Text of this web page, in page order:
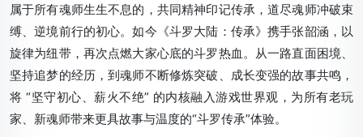
属于所有魂师生生不息的，共同精神印记传承，道尽魂师冲破束
缚、逆境前行的初心。如今《斗罗大陆：传承》携手张韶涵，以
旋律为纽带，再次点燃大家心底的斗罗热血。从一路直面困境、
坚持追梦的经历，到魂师不断修炼突破、成长变强的故事共鸣，
将 “坚守初心、薪火不绝” 的内核融入游戏世界观，为所有老玩
家、新魂师带来更具故事与温度的“斗罗传承”体验。